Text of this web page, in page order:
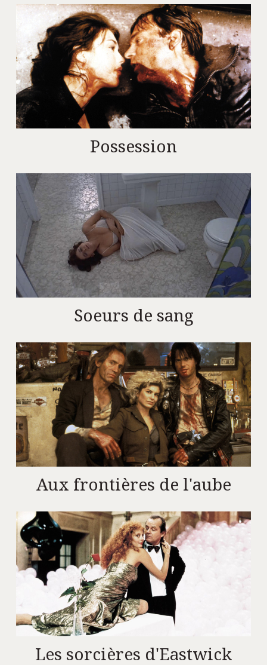
Possession
Soeurs de sang
Aux frontières de l'aube
Les sorcières d'Eastwick